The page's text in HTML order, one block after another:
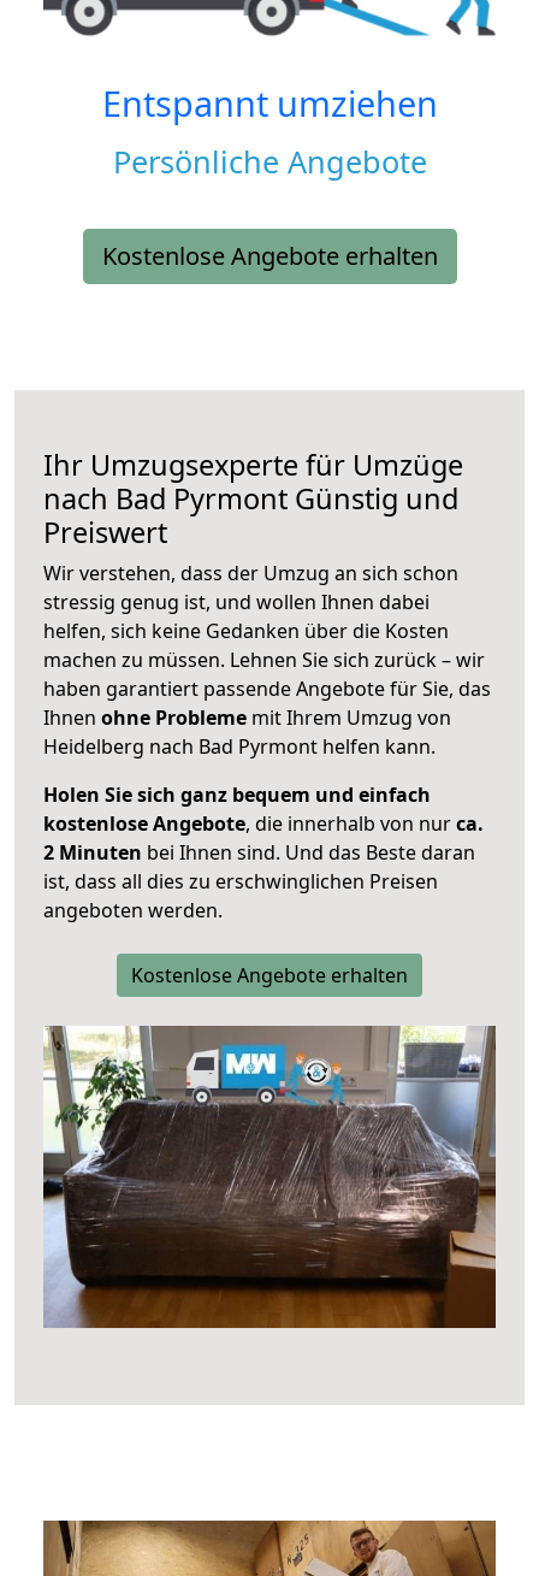
Entspannt umziehen
Persönliche Angebote
Kostenlose Angebote erhalten
Ihr Umzugsexperte für Umzüge
nach Bad Pyrmont Günstig und
Preiswert
Wir verstehen, dass der Umzug an sich schon
stressig genug ist, und wollen Ihnen dabei
helfen, sich keine Gedanken über die Kosten
machen zu müssen. Lehnen Sie sich zurück – wir
haben garantiert passende Angebote für Sie, das
Ihnen ohne Probleme mit Ihrem Umzug von
Heidelberg nach Bad Pyrmont helfen kann.
Holen Sie sich ganz bequem und einfach
kostenlose Angebote, die innerhalb von nurca.
2 Minuten bei Ihnen sind. Und das Beste daran
ist, dass all dies zu erschwinglichen Preisen
angeboten werden.
Kostenlose Angebote erhalten